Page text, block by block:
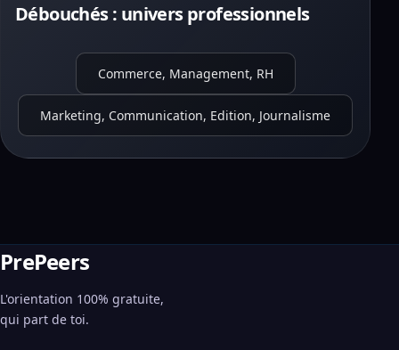
Débouchés : univers professionnels
Commerce, Management, RH
Marketing, Communication, Edition, Journalisme
PrePeers
L'orientation 100% gratuite,
qui part de toi.